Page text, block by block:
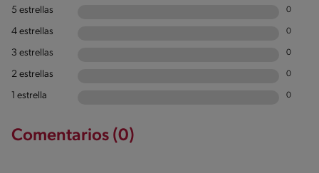
5 estrellas 0
4 estrellas 0
3 estrellas 0
2 estrellas 0
1 estrella 0
Comentarios (0)